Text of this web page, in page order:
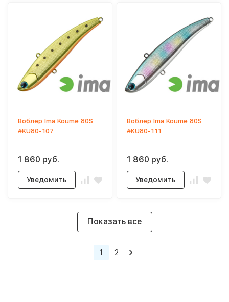
Воблер Ima Koume 80S
#KU80-107
1 860 руб.
Уведомить
Воблер Ima Koume 80S
#KU80-111
1 860 руб.
Уведомить
Показать все
1 2